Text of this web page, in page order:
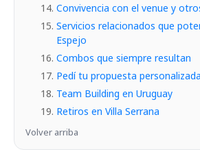
Convivencia con el venue y
Servicios relacionados que
Espejo
Combos que siempre resultan
Pedí tu propuesta personalizada
Team Building en Uruguay
Retiros en Villa Serrana
Volver arriba